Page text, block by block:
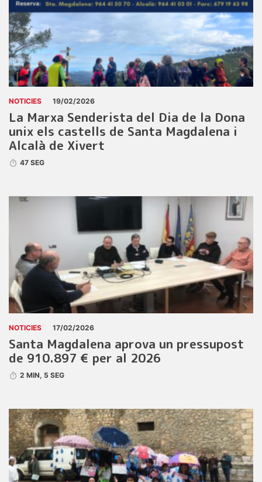
NOTICIES 19/02/2026
La Marxa Senderista del Dia de la Dona
unix els castells de Santa Magdalena i
Alcalà de Xivert
47 SEG
NOTICIES 17/02/2026
Santa Magdalena aprova un pressupost
de 910.897 € per al 2026
2 MIN, 5 SEG